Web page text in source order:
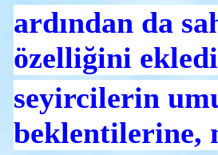
ardından da
özelliğini
seyircilerin
beklentilerine,